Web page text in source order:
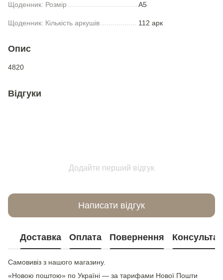
Щоденник: Розмір А5
Щоденник: Кількість аркушів 112 арк
Опис
4820
Відгуки
Додайте перший відгук
Написати відгук
Доставка Оплата Повернення
Самовивіз з нашого магазину.
«Новою поштою» по Україні — за тарифами Нової Пошти